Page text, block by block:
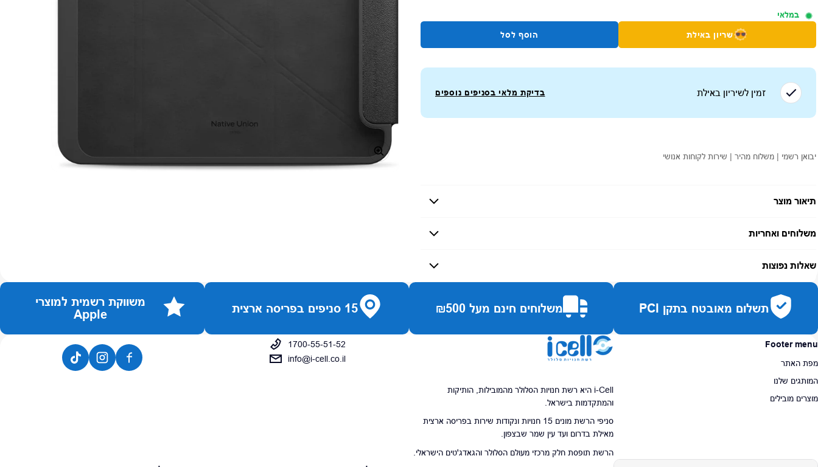
במלאי
שריון באילת הוסף לסל
זמין לשיריון באילת בדיקת מלאי בסניפים נוספים
יבואן רשמי | משלוח מהיר | שירות לקוחות אנושי
תיאור מוצר
משלוחים ואחריות
זמן אספקה: עד 7 ימי עסקים
שאלות נפוצות
כמה זמן משלוח?
האם ניתן לחלק תשלומים?כן, עד 10 תשלומים ללא ריבית.
תשלום מאובטח בתקן PCI משלוחים חינם מעל ₪500 15 סניפים בפריסה ארצית
משווקת רשמית למוצרי
Apple
Footer menu
מפת האתר
המותגים שלנו
מוצרים מובילים
i-Cell היא רשת חנויות הסלולר מהמובילות, הותיקות
והמתקדמות בישראל.
סניפי הרשת מונים 15 חנויות ונקודות שירות בפריסה ארצית
מאילת בדרום ועד עין שמר שבצפון.
הרשת תופסת חלק מרכזי מעולם הסלולר והגאדג'טים הישראלי.
1700-55-51-52
info@i-cell.co.il